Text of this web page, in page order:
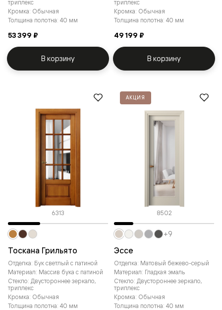
триплекс
Кромка: Обычная
Толщина полотна: 40 мм
53 399 ₽
В корзину
триплекс
Кромка: Обычная
Толщина полотна: 40 мм
49 199 ₽
В корзину
6313
Тоскана Грильято
Отделка: Бук светлый с патиной
Материал: Массив бука с патиной
Стекло: Двустороннее зеркало,
триплекс
Кромка: Обычная
Толщина полотна: 40 мм
АКЦИЯ
8502
Эссе
Отделка: Матовый бежево-серый
Материал: Гладкая эмаль
Стекло: Двустороннее зеркало,
триплекс
Кромка: Обычная
Толщина полотна: 40 мм
+9